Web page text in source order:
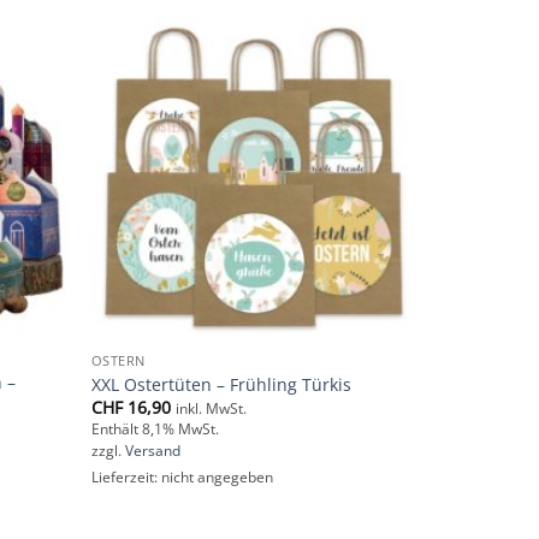
wishlist
–
Add to
wishlist
OSTERN
XXL Ostertüten – Frühling Türkis
CHF16,90 inkl. MwSt.
Enthält 8,1% MwSt.
zzgl. Versand
Lieferzeit: nicht angegeben